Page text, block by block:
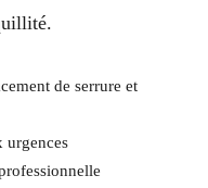
de serrure et
urgences